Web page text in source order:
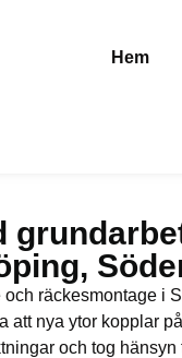
Hem
räckesmontage
att nya ytor kopplar
och tog